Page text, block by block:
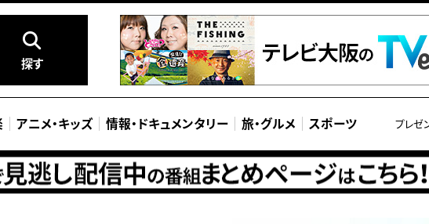
探す
アニメ・キッズ 情報・ ドキュメンタリー 旅・グルメ スポーツ プレゼ